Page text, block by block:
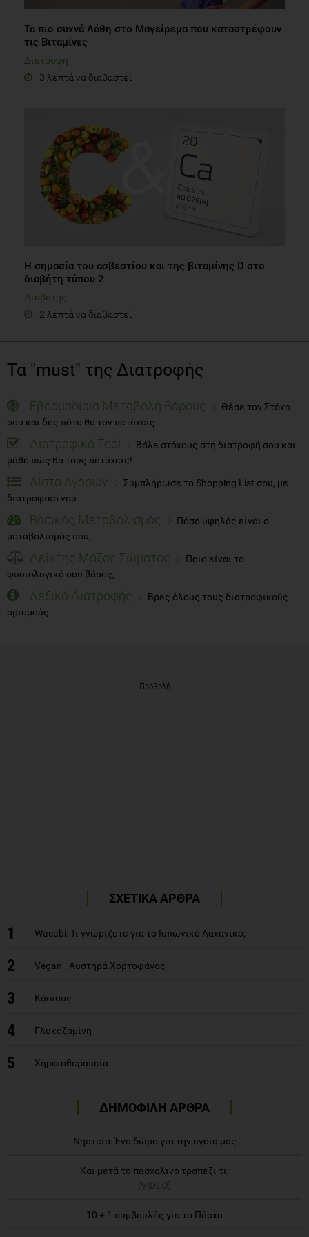
Τα πιο συχνά Λάθη στο Μαγείρεμα που καταστρέφουν
τις Βιταμίνες
Διατροφή
3 λεπτά να διαβαστεί
Η σημασία του ασβεστίου και της βιταμίνης D στο
διαβήτη τύπου 2
Διαβήτης
2 λεπτά να διαβαστεί
Τα "must" της Διατροφής
Εβδομαδίαια Μεταβολή Βάρους
Θέσε τον Στόχο
σου και δες πότε θα τον πετύχεις
Διατροφικό Tool
Βάλε στόχους στη διατροφή σου και
μάθε πώς θα τους πετύχεις!
Λίστα Αγορών
Συμπλήρωσε το Shopping List σου, με
διατροφικό νου
Βασικός Μεταβολισμός
Πόσο υψηλός είναι ο
μεταβολισμός σου;
Δείκτης Μάζας Σώματος
Ποιο είναι το
φυσιολογικό σου βάρος;
Λεξικό Διατροφής
Βρες όλους τους διατροφικούς
ορισμούς
Προβολή
ΣΧΕΤΙΚΑ ΑΡΘΡΑ
1 Wasabi: Τι γνωρίζετε για το Ιαπωνικό Λαχανικό;
2 Vegan - Αυστηρά Χορτοφάγος
3 Κάσιους
4 Γλυκοζαμίνη
5 Χημειοθεραπεία
ΔΗΜΟΦΙΛΗ ΑΡΘΡΑ
Νηστεία: Ένα δώρο για την υγεία μας
Και μετά το πασχαλινό τραπέζι τι;
[VIDEO]
10 + 1 συμβουλές για το Πάσχα